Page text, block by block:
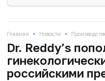
Главная • Новости •
Dr. Reddy’s
российскими